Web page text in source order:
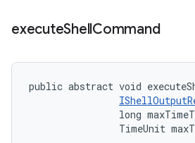
executeShellCommand
public abstract void
long
TimeUnit